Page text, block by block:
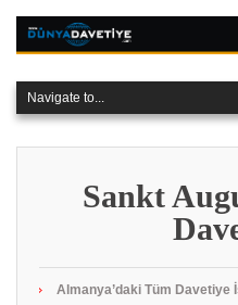
Sankt
Almanya’daki Tüm Davetiye